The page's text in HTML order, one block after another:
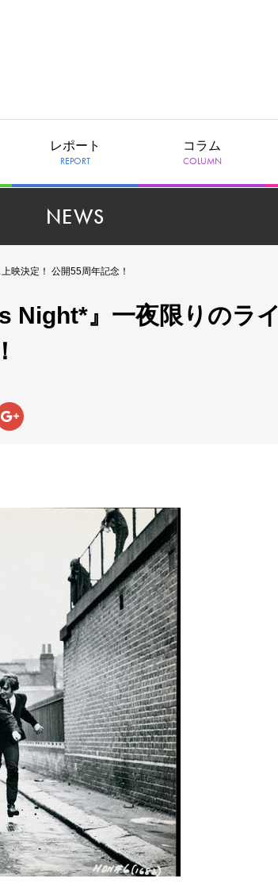
レポート
REPORT
コラム
COLUMN
NEWS
映決定！ 公開55周年記念！
Night*』一夜限りのライ